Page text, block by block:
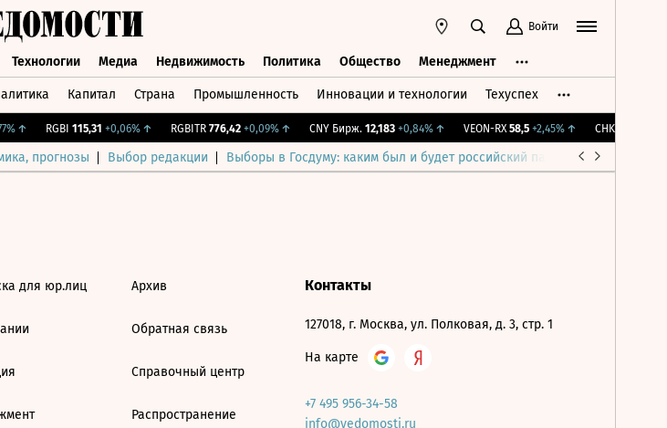
Войти
Технологии Медиа Недвижимость Политика Общество Менеджмент
Капитал Страна Промышленность Инновации и технологии Техуспех
↑ RGBI 115,31 +0,06%↑ RGBITR 776,42 +0,09%↑ CNY Бирж. 12,183 +0,84%↑ VEON-RX 58,5 +2,45%↑ CHKZ
прогнозы Выбор редакции Выборы в Госдуму: каким был и будет российский парламент
для юр.лиц Архив
Обратная связь
Справочный центр
Распространение
Контакты
127018, г. Москва, ул. Полковая, д. 3, стр. 1
На карте
+7 495 956-34-58
info@vedomosti.ru